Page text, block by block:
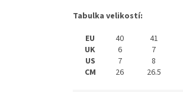
Tabulka velikostí:
EU
40 41
UK
6 7
US
7 8
CM
26 26.5